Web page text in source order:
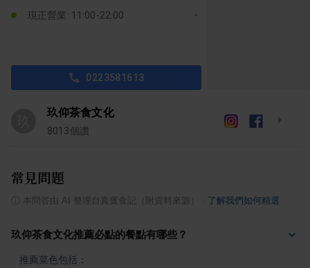
現正營業: 11:00-22:00
0223581613
玖仰茶食文化
8013個讚
常見問題
本問答由 AI 整理自真實食記（附資料來源） 了解我們如何精選
玖仰茶食文化推薦必點的餐點有哪些？